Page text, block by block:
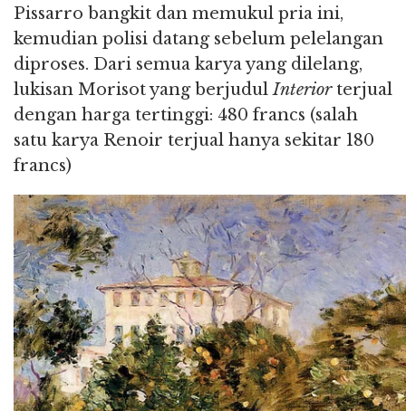
Pissarro bangkit dan memukul pria ini,
kemudian polisi datang sebelum pelelangan
diproses. Dari semua karya yang dilelang,
lukisan Morisot yang berjudulInterior terjual
dengan harga tertinggi: 480 francs (salah
satu karya Renoir terjual hanya sekitar 180
francs)